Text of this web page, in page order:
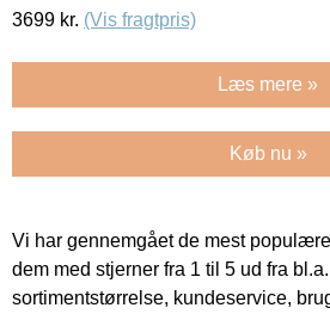
3699 kr. (Vis fragtpris)
Læs mere »
Køb nu »
Vi har gennemgået de mest
dem med stjerner fra 1 til 5 ud fra
sortimentstørrelse, kundeservice,